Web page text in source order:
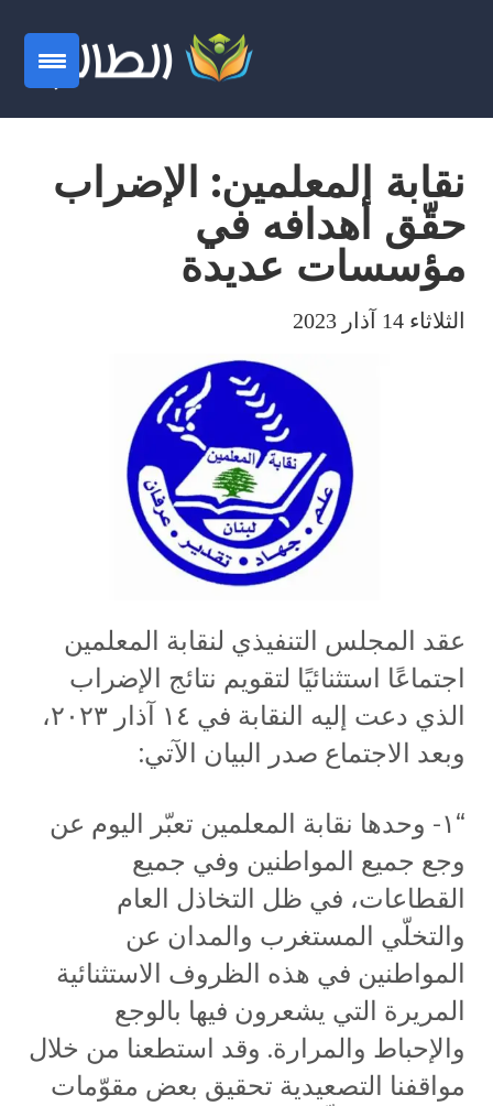
نقابة المعلمين: الإضراب
حقّق أهدافه في
مؤسسات عديدة
الثلاثاء 14 آذار 2023
عقد المجلس التنفيذي لنقابة المعلمين
اجتماعًا استثنائيًا لتقويم نتائج الإضراب
الذي دعت إليه النقابة في ١٤ آذار ٢٠٢٣،
وبعد الاجتماع صدر البيان الآتي:
“١- وحدها نقابة المعلمين تعبّر اليوم عن
وجع جميع المواطنين وفي جميع
القطاعات، في ظل التخاذل العام
والتخلّي المستغرب والمدان عن
المواطنين في هذه الظروف الاستثنائية
المريرة التي يشعرون فيها بالوجع
والإحباط والمرارة. وقد استطعنا من خلال
مواقفنا التصعيدية تحقيق بعض مقوّمات